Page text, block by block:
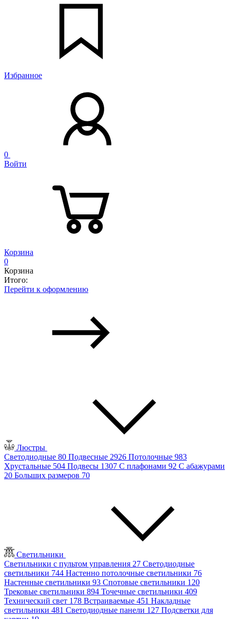
Избранное
0
Войти
Корзина
0
Корзина
Итого:
Перейти к оформлению
Люстры
Светодиодные 80 Подвесные 2926 Потолочные 983
Хрустальные 504 Подвесы 1307 С плафонами 92 С абажурами
20 Больших размеров 70
Светильники
Светильники с пультом управления 27 Светодиодные
светильники 744 Настенно потолочные светильники 76
Настенные светильники 93 Спотовые светильники 120
Трековые светильники 894 Точечные светильники 409
Технический свет 178 Встраиваемые 451 Накладные
светильники 481 Светодиодные панели 127 Подсветки для